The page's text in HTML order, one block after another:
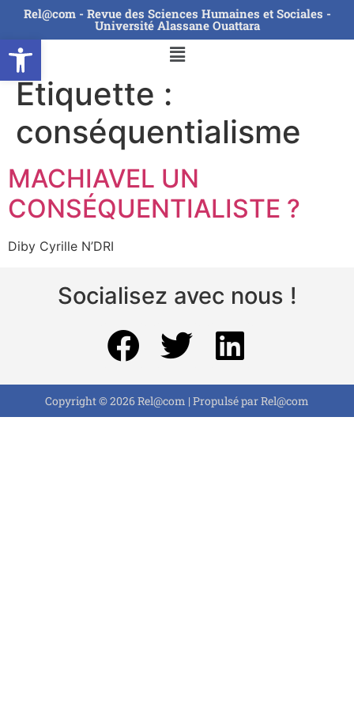
Ouvrir la barre d’outils
Rel@com - Revue des Sciences Humaines et Sociales -
Université Alassane Ouattara
Étiquette :
conséquentialisme
MACHIAVEL UN
CONSÉQUENTIALISTE ?
Diby Cyrille N’DRI
Socialisez avec nous !
Copyright © 2026 Rel@com | Propulsé par Rel@com